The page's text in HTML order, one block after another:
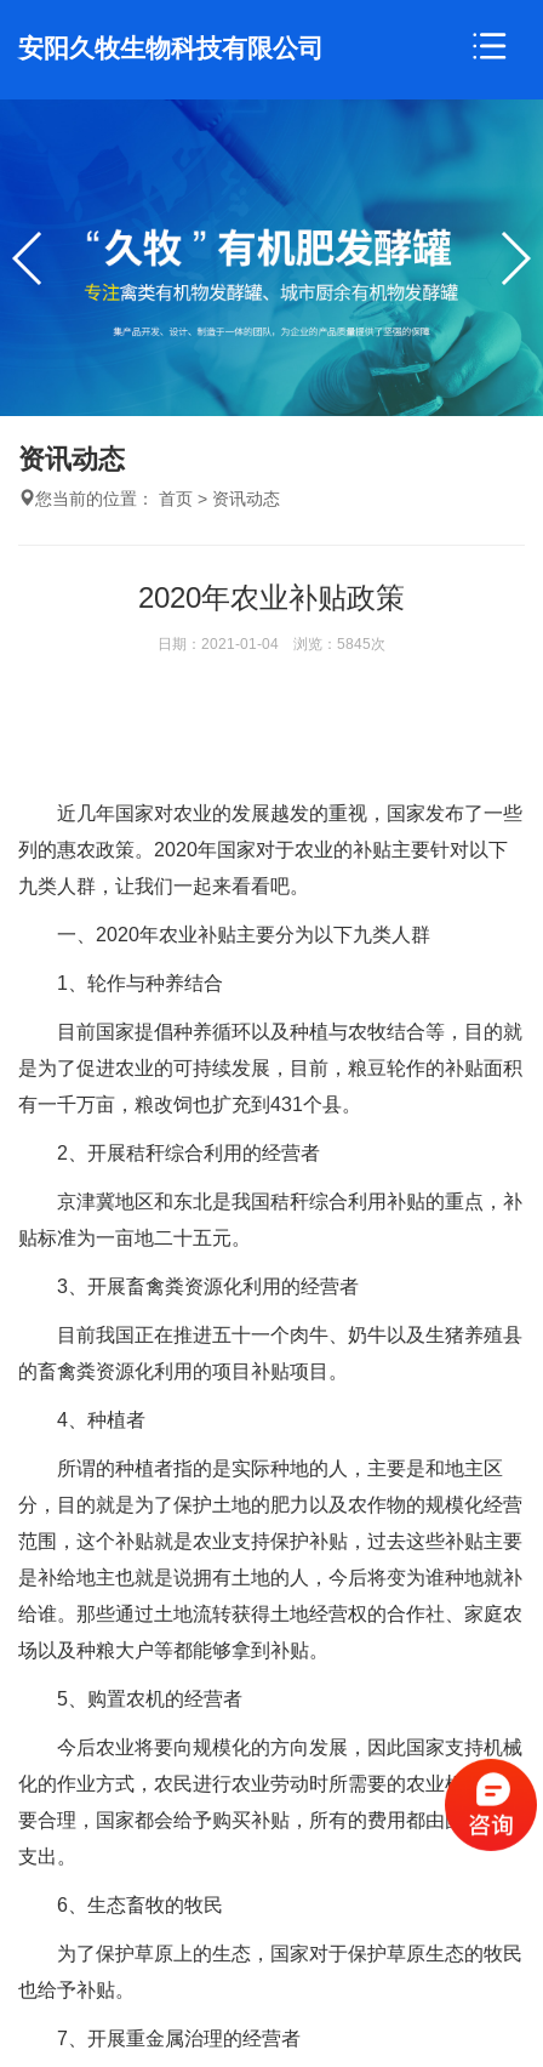
安阳久牧生物科技有限公司
资讯动态
您当前的位置： 首页 > 资讯动态
2020年农业补贴政策
日期：2021-01-04 浏览：5845次
近几年国家对农业的发展越发的重视，国家发布了一些
列的惠农政策。2020年国家对于农业的补贴主要针对以下
九类人群，让我们一起来看看吧。
一、2020年农业补贴主要分为以下九类人群
1、轮作与种养结合
目前国家提倡种养循环以及种植与农牧结合等，目的就
是为了促进农业的可持续发展，目前，粮豆轮作的补贴面积
有一千万亩，粮改饲也扩充到431个县。
2、开展秸秆综合利用的经营者
京津冀地区和东北是我国秸秆综合利用补贴的重点，补
贴标准为一亩地二十五元。
3、开展畜禽粪资源化利用的经营者
目前我国正在推进五十一个肉牛、奶牛以及生猪养殖县
的畜禽粪资源化利用的项目补贴项目。
4、种植者
所谓的种植者指的是实际种地的人，主要是和地主区
分，目的就是为了保护土地的肥力以及农作物的规模化经营
范围，这个补贴就是农业支持保护补贴，过去这些补贴主要
是补给地主也就是说拥有土地的人，今后将变为谁种地就补
给谁。那些通过土地流转获得土地经营权的合作社、家庭农
场以及种粮大户等都能够拿到补贴。
5、购置农机的经营者
今后农业将要向规模化的方向发展，因此国家支持机械
化的作业方式，农民进行农业劳动时所需要的农业机械，只
要合理，国家都会给予购买补贴，所有的费用都由国家财政
支出。
6、生态畜牧的牧民
为了保护草原上的生态，国家对于保护草原生态的牧民
也给予补贴。
7、开展重金属治理的经营者